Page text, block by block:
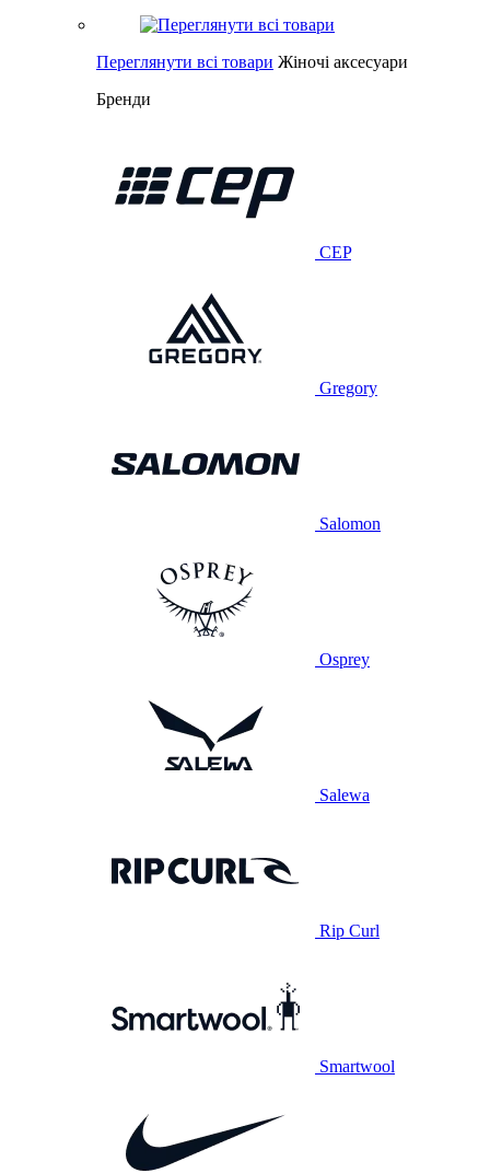
Переглянути всі товари Жіночі аксесуари
Бренди
CEP
Gregory
Salomon
Osprey
Salewa
Rip Curl
Smartwool